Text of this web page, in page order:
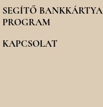
SEGÍTŐ BANKKÁRTYA
PROGRAM
KAPCSOLAT